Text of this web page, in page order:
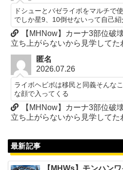
ドシューとバゼライボをマルチで
でしか星9、10倒せないって自己紹
【MHNow】カーナ3部位破
立ち上がらないから見学してた
匿名
2026.07.26
ライボヘビボは移民と同義そんな
な顔で入ってくる
【MHNow】カーナ3部位破
立ち上がらないから見学してた
最新記事
【MHWs】モンハン